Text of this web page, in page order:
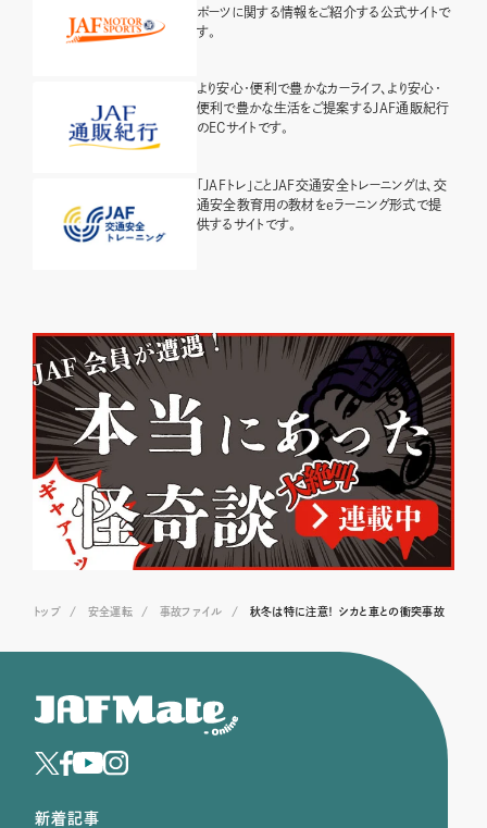
ポーツに関する情報をご紹介する公式サイトで
す。
より安心・便利で豊かなカーライフ、より安心・
便利で豊かな生活をご提案するJAF通販紀行
のECサイトです。
「JAFトレ」ことJAF交通安全トレーニングは、交
通安全教育用の教材をeラーニング形式で提
供するサイトです。
トップ 安全運転 事故ファイル 秋冬は特に注意！ シカと車との衝突事故
新着記事